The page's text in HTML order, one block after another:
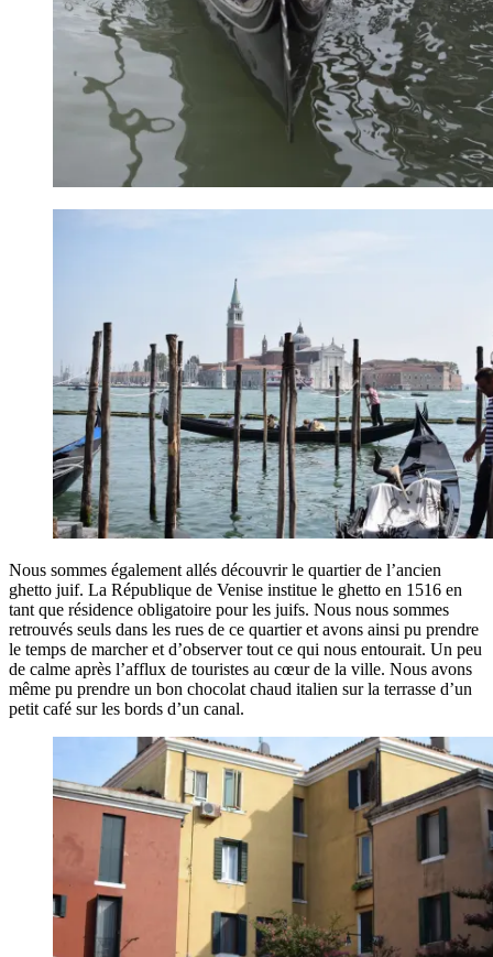
Nous sommes également allés découvrir le quartier de l’ancien
ghetto juif. La République de Venise institue le ghetto en 1516 en
tant que résidence obligatoire pour les juifs. Nous nous sommes
retrouvés seuls dans les rues de ce quartier et avons ainsi pu prendre
le temps de marcher et d’observer tout ce qui nous entourait. Un peu
de calme après l’afflux de touristes au cœur de la ville. Nous avons
même pu prendre un bon chocolat chaud italien sur la terrasse d’un
petit café sur les bords d’un canal.